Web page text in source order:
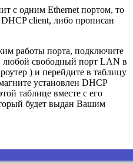
с одним Ethernet портом, то
client, либо прописан
работы порта, подключите
любой свободный порт LAN в
) и перейдите в таблицу
установлен DHCP
таблице вместе с его
будет выдан Вашим